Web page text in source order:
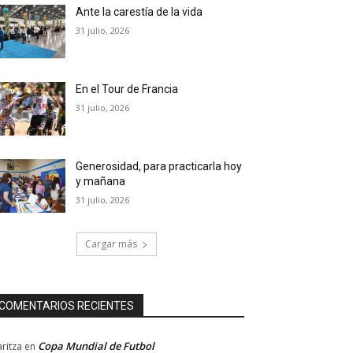
Ante la carestía de la vida
31 julio, 2026
En el Tour de Francia
31 julio, 2026
Generosidad, para practicarla hoy
y mañana
31 julio, 2026
Cargar más
RECIENTES
en Copa Mundial de Futbol